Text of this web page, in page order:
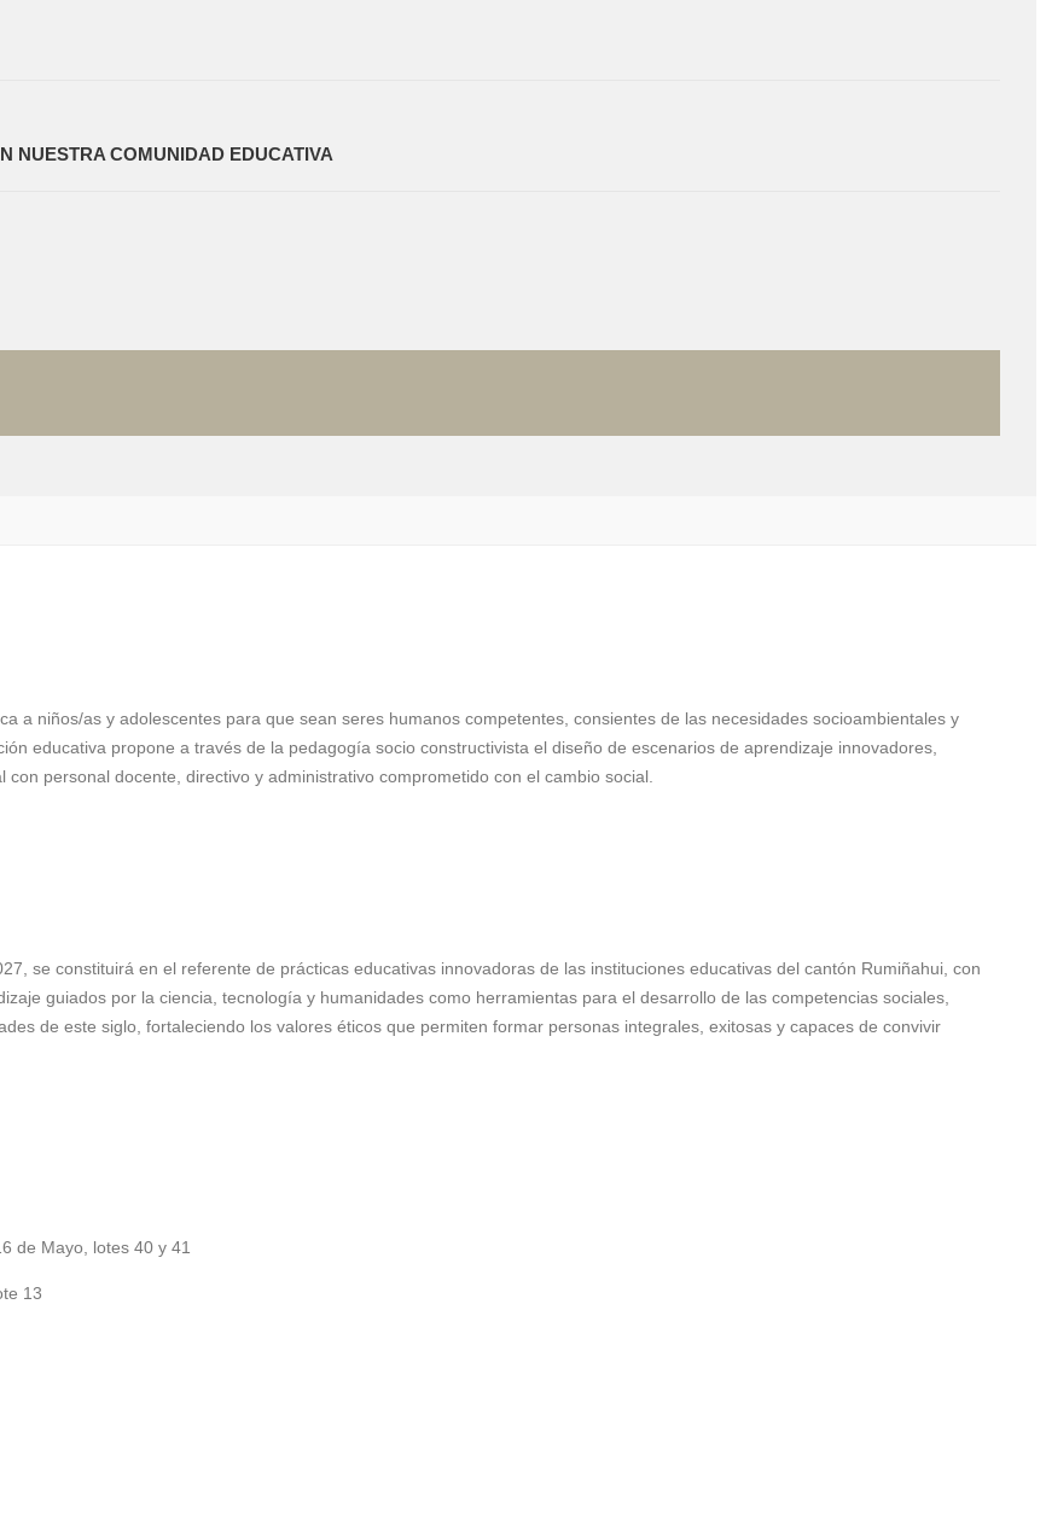
NUESTRA COMUNIDAD EDUCATIVA
a niños/as y adolescentes para que sean seres humanos competentes, consientes de las necesidades socioambientales y
educativa propone a través de la pedagogía socio constructivista el diseño de escenarios de aprendizaje innovadores,
personal docente, directivo y administrativo comprometido con el cambio social.
se constituirá en el referente de prácticas educativas innovadoras de las instituciones educativas del cantón Rumiñahui, con
guiados por la ciencia, tecnología y humanidades como herramientas para el desarrollo de las competencias sociales,
de este siglo, fortaleciendo los valores éticos que permiten formar personas integrales, exitosas y capaces de convivir
de Mayo, lotes 40 y 41
13